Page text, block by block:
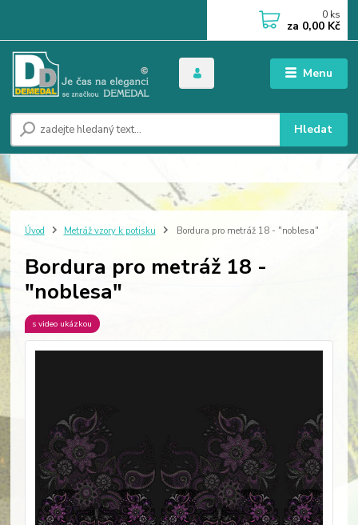
Menu
Hledat
0 ks
za 0,00 Kč
Úvod Metráž vzory k potisku Bordura pro metráž 18 - "noblesa"
Bordura pro metráž 18 -
"noblesa"
s video ukázkou